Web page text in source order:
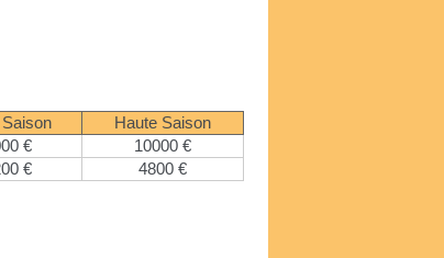
Saison
Haute Saison
€
10000 €
€ 4800 €